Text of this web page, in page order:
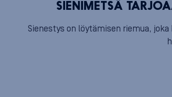
SIENIMETSÄ
Sienestys on löytämisen riemua,